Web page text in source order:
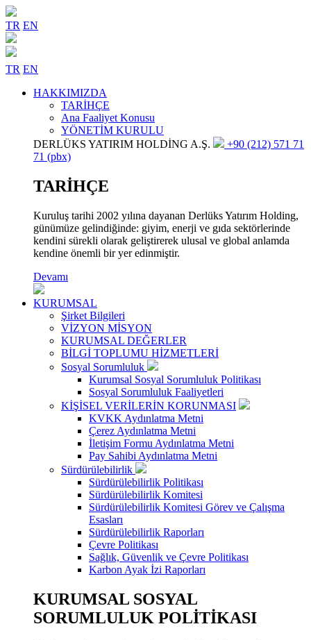
TR EN
TR EN
HAKKIMIZDA
TARİHÇE
Ana Faaliyet Konusu
YÖNETİM KURULU
DERLÜKS YATIRIM HOLDİNG A.Ş.
+90 (212) 571 71
71 (pbx)
TARİHÇE
Kuruluş tarihi 2002 yılına dayanan Derlüks Yatırım Holding,
günümüze gelindiğinde: giyim, enerji ve gıda sektörlerinde
kendini sürekli olarak geliştirerek ulusal ve global anlamda
kendine önemli bir yer edinmiştir.
Devamı
KURUMSAL
Şirket Bilgileri
VİZYON MİSYON
KURUMSAL DEĞERLER
BİLGİ TOPLUMU HİZMETLERİ
Sosyal Sorumluluk
Kurumsal Sosyal Sorumluluk Politikası
Sosyal Sorumluluk Faaliyetleri
KİŞİSEL VERİLERİN KORUNMASI
KVKK Aydınlatma Metni
Çerez Aydınlatma Metni
İletişim Formu Aydınlatma Metni
Pay Sahibi Aydınlatma Metni
Sürdürülebilirlik
Sürdürülebilirlik Politikası
Sürdürülebilirlik Komitesi
Sürdürülebilirlik Komitesi Görev ve Çalışma
Esasları
Sürdürülebilirlik Raporları
Çevre Politikası
Sağlık, Güvenlik ve Çevre Politikası
Karbon Ayak İzi Raporları
KURUMSAL SOSYAL
SORUMLULUK POLİTİKASI